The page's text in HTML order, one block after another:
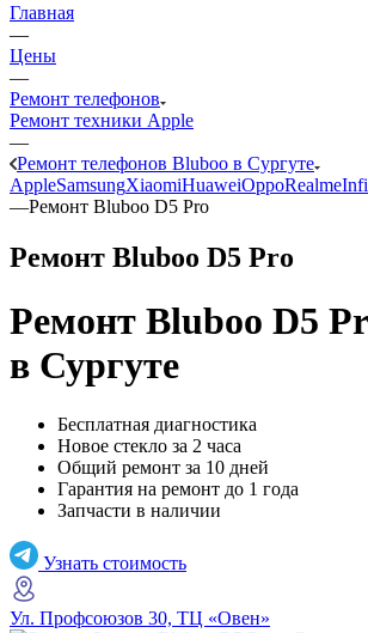
Главная
—
Цены
—
Ремонт телефонов
Ремонт техники Apple
—
Ремонт телефонов Bluboo в Сургуте
AppleSamsungXiaomiHuaweiOppoRealme
—Ремонт Bluboo D5 Pro
Ремонт Bluboo D5 Pro
Ремонт Bluboo D5
в Сургуте
Бесплатная диагностика
Новое стекло за 2 часа
Общий ремонт за 10 дней
Гарантия на ремонт до 1 года
Запчасти в наличии
Узнать стоимость
Ул. Профсоюзов 30, ТЦ «Овен»